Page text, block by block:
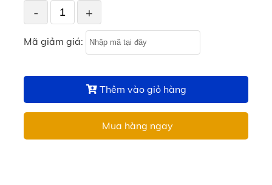
- +
Mã giảm giá:
Thêm vào giỏ hàng
Mua hàng ngay